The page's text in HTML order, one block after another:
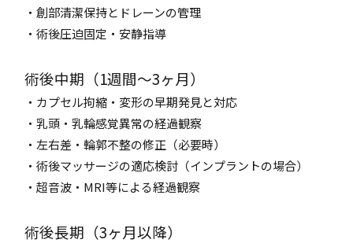
・創部清潔保持とドレーンの管理
・術後圧迫固定・安静指導
術後中期（1週間～3ヶ月）
・カプセル拘縮・変形の早期発見と対応
・乳頭・乳輪感覚異常の経過観察
・左右差・輪郭不整の修正（必要時）
・術後マッサージの適応検討（インプラントの場合）
・超音波・MRI等による経過観察
術後長期（3ヶ月以降）